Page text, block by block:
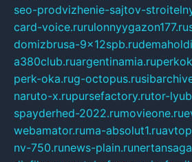
seo-prodvizhenie-sajtov-
card-voice.rurulonnyygazon177.ru
domizbrusa-9x12spb.ru
a380club.ruargentinamia.ru
perk-oka.rug-octopus.ru
naruto-x.rupursefactory.rutor-
spayderhed-2022.rumovieone.ru
webamator.ruma-absolut1.ru
nv-750.runews-plain.ru